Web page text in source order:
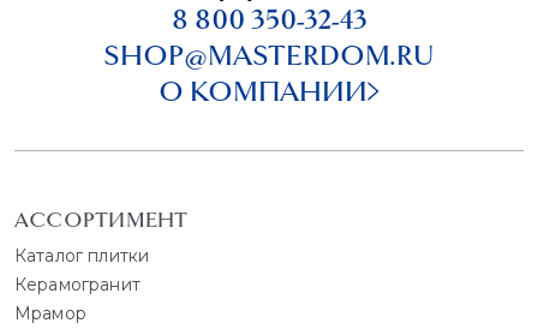
8 800 350-32-43
SHOP@MASTERDOM.RU
О КОМПАНИИ
АССОРТИМЕНТ
Каталог плитки
Керамогранит
Мрамор